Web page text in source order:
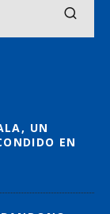
UN
EN